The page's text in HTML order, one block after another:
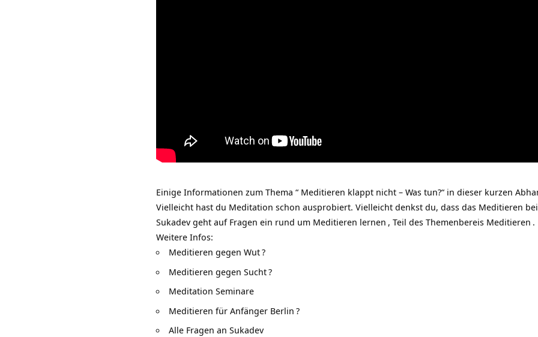
Einige Informationen zum Thema “ Meditieren klappt nicht – Was tun?“ in dieser kurzen
Vielleicht hast du Meditation schon ausprobiert. Vielleicht denkst du, dass das Meditieren
Sukadev geht auf Fragen ein rund um Meditieren lernen , Teil des Themenbereis Meditieren .
Weitere Infos:
Meditieren gegen Wut?
Meditieren gegen Sucht?
Meditation Seminare
Meditieren für Anfänger Berlin ?
Alle Fragen an Sukadev